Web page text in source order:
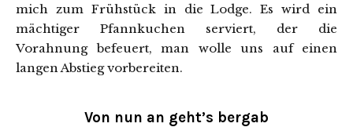
mich zum Frühstück in die Lodge. Es wird ein
mächtiger Pfannkuchen serviert, der die
Vorahnung befeuert, man wolle uns auf einen
langen Abstieg vorbereiten.
Von nun an geht’s bergab